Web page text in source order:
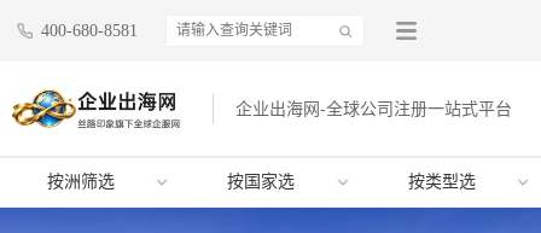
400-680-8581
企业出海网-全球公司注册一站式平台
按洲筛选 按国家选 按类型选